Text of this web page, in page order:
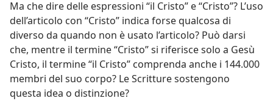
Ma che dire delle espressioni “il Cristo” e “Cristo”? L’uso
dell’articolo con “Cristo” indica forse qualcosa di
diverso da quando non è usato l’articolo? Può darsi
che, mentre il termine “Cristo” si riferisce solo a Gesù
Cristo, il termine “il Cristo” comprenda anche i 144.000
membri del suo corpo? Le Scritture sostengono
questa idea o distinzione?